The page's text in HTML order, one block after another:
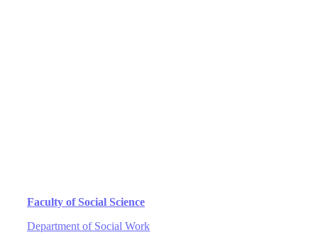
Faculty of Social Science
Department of Social Work